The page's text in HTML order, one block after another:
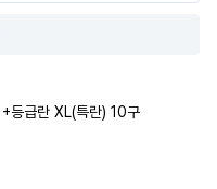
등급란 XL(특란) 10구